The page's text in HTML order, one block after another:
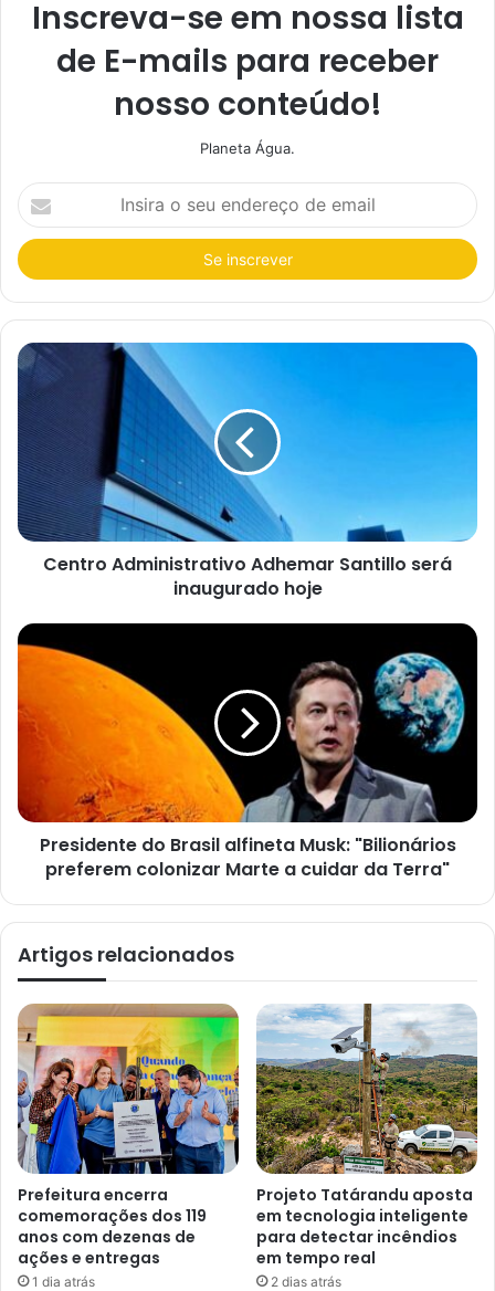
Inscreva-se em nossa lista
de E-mails para receber
nosso conteúdo!
Planeta Água.
I
n
i
r
a
u
e
e
r
e
ç
o
d
e
e
Centro Administrativo Adhemar Santillo será
inaugurado hoje
Presidente do Brasil alfineta Musk: "Bilionários
preferem colonizar Marte a cuidar da Terra"
Artigos relacionados
Prefeitura encerra
comemorações dos 119
anos com dezenas de
ações e entregas
1 dia atrás
Projeto Tatárandu aposta
em tecnologia inteligente
para detectar incêndios
em tempo real
2 dias atrás